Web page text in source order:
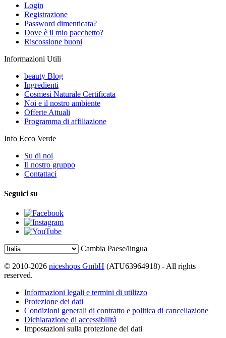
Login
Registrazione
Password dimenticata?
Dove è il mio pacchetto?
Riscossione buoni
Informazioni Utili
beauty Blog
Ingredienti
Cosmesi Naturale Certificata
Noi e il nostro ambiente
Offerte Attuali
Programma di affiliazione
Info Ecco Verde
Su di noi
Il nostro gruppo
Contattaci
Seguici su
Cambia Paese/lingua
© 2010-2026 niceshops GmbH (ATU63964918) - All rights
reserved.
Informazioni legali e termini di utilizzo
Protezione dei dati
Condizioni generali di contratto e politica di cancellazione
Dichiarazione di accessibilità
Impostazioni sulla protezione dei dati